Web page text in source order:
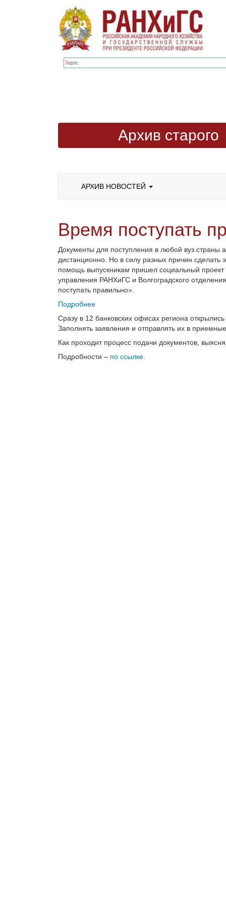
Архив старого
АРХИВ НОВОСТЕЙ
Время поступать
Документы для поступления в любой вуз страны
дистанционно. Но в силу разных причин сделать
помощь выпускникам пришел социальный проект
управления РАНХиГС и Волгоградского
поступать правильно».
Подробнее
Сразу в 12 банковских офисах региона
Заполнять заявления и отправлять их в
Как проходит процесс подачи документов,
Подробности – по ссылке.